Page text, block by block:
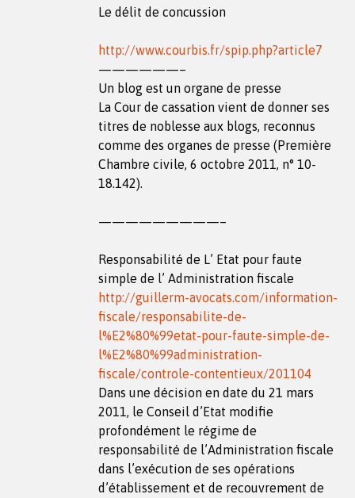
Le délit de concussion
http://www.courbis.fr/spip.php?article7
——————–
Un blog est un organe de presse
La Cour de cassation vient de donner ses
titres de noblesse aux blogs, reconnus
comme des organes de presse (Première
Chambre civile, 6 octobre 2011, n° 10-
18.142).
—————————–
Responsabilité de L’ Etat pour faute
simple de l’ Administration fiscale
http://guillerm-avocats.com/information-
fiscale/responsabilite-de-
l%E2%80%99etat-pour-faute-simple-de-
l%E2%80%99administration-
fiscale/controle-contentieux/201104
Dans une décision en date du 21 mars
2011, le Conseil d’Etat modifie
profondément le régime de
responsabilité de l’Administration fiscale
dans l’exécution de ses opérations
d’établissement et de recouvrement de